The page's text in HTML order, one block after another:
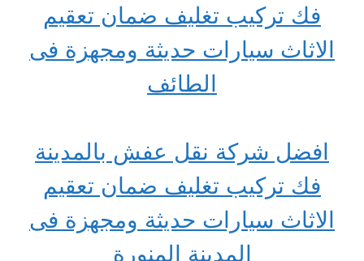
فك تركيب تغليف ضمان تعقيم
الاثاث سيارات حديثة ومجهزة فى
الطائف
افضل شركة نقل عفش بالمدينة
فك تركيب تغليف ضمان تعقيم
الاثاث سيارات حديثة ومجهزة فى
المدينة المنورة